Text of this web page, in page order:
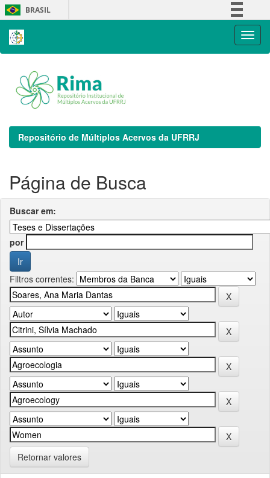
Skip
navigation
BRASIL
Repositório de Múltiplos Acervos da UFRRJ
Página de Busca
Buscar em:
por
Filtros correntes:
Retornar valores